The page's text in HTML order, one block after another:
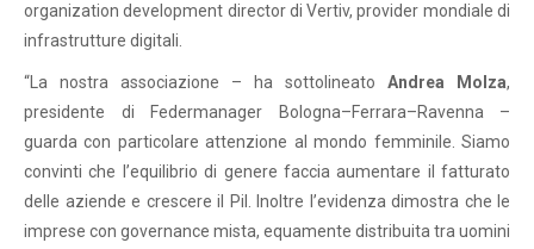
organization development director di Vertiv, provider mondiale di
infrastrutture digitali.
“La nostra associazione – ha sottolineato Andrea Molza,
presidente di Federmanager Bologna–Ferrara–Ravenna –
guarda con particolare attenzione al mondo femminile. Siamo
convinti che l’equilibrio di genere faccia aumentare il fatturato
delle aziende e crescere il Pil. Inoltre l’evidenza dimostra che le
imprese con governance mista, equamente distribuita tra uomini